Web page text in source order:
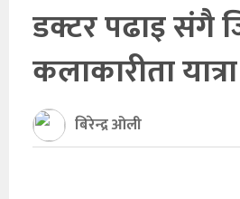
अन्तर्वार्ता
विचार
साहित्य/
सिर्जना
डक्टर पढाइ संगै
कलाकारीता यात्रा
बिरेन्द्र ओली